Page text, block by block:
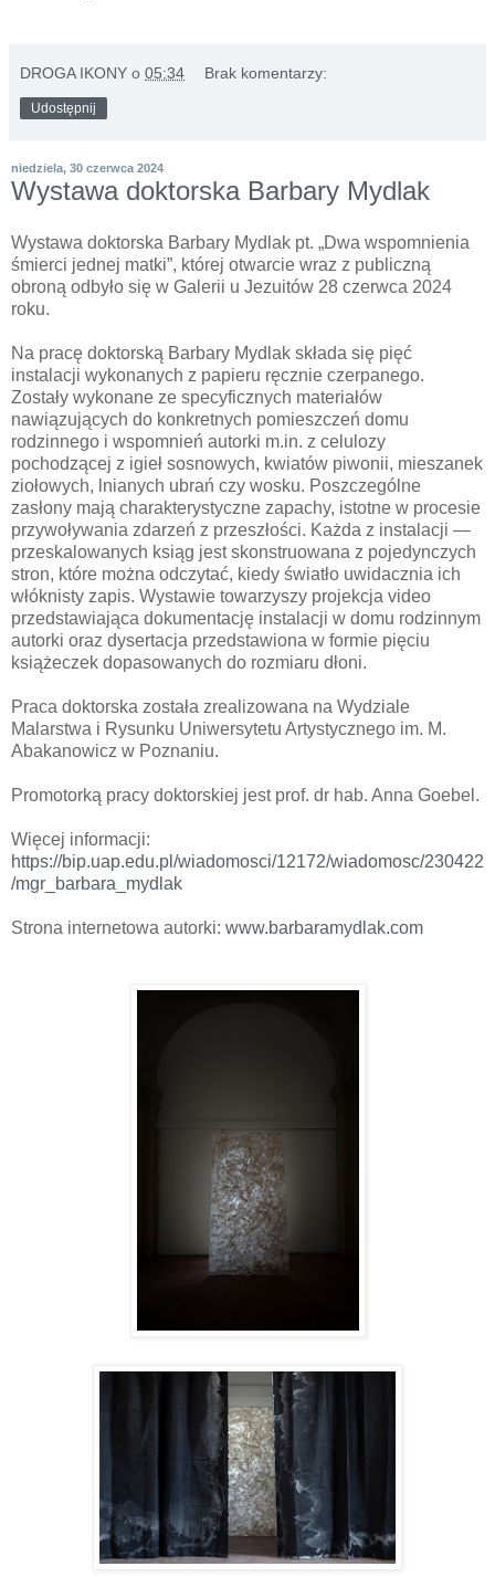
DROGA IKONY o 05:34 Brak komentarzy:
Udostępnij
niedziela, 30 czerwca 2024
Wystawa doktorska Barbary Mydlak
Wystawa doktorska Barbary Mydlak pt. „Dwa wspomnienia
śmierci jednej matki”, której otwarcie wraz z publiczną
obroną odbyło się w Galerii u Jezuitów 28 czerwca 2024
roku.
Na pracę doktorską Barbary Mydlak składa się pięć
instalacji wykonanych z papieru ręcznie czerpanego.
Zostały wykonane ze specyficznych materiałów
nawiązujących do konkretnych pomieszczeń domu
rodzinnego i wspomnień autorki m.in. z celulozy
pochodzącej z igieł sosnowych, kwiatów piwonii, mieszanek
ziołowych, lnianych ubrań czy wosku. Poszczególne
zasłony mają charakterystyczne zapachy, istotne w procesie
przywoływania zdarzeń z przeszłości. Każda z instalacji —
przeskalowanych ksiąg jest skonstruowana z pojedynczych
stron, które można odczytać, kiedy światło uwidacznia ich
włóknisty zapis. Wystawie towarzyszy projekcja video
przedstawiająca dokumentację instalacji w domu rodzinnym
autorki oraz dysertacja przedstawiona w formie pięciu
książeczek dopasowanych do rozmiaru dłoni.
Praca doktorska została zrealizowana na Wydziale
Malarstwa i Rysunku Uniwersytetu Artystycznego im. M.
Abakanowicz w Poznaniu.
Promotorką pracy doktorskiej jest prof. dr hab. Anna Goebel.
Więcej informacji:
https://bip.uap.edu.pl/wiadomosci/12172/wiadomosc/230422
/mgr_barbara_mydlak
Strona internetowa autorki: www.barbaramydlak.com